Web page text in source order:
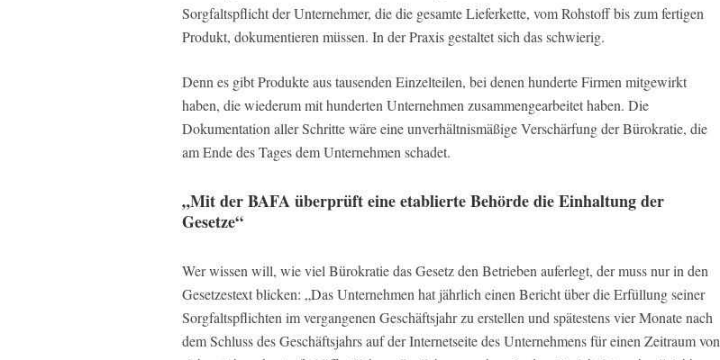
Sorgfaltspflicht der Unternehmer, die die gesamte Lieferkette, vom Rohstoff bis zum fertigen
Produkt, dokumentieren müssen. In der Praxis gestaltet sich das schwierig.
Denn es gibt Produkte aus tausenden Einzelteilen, bei denen hunderte Firmen mitgewirkt
haben, die wiederum mit hunderten Unternehmen zusammengearbeitet haben. Die
Dokumentation aller Schritte wäre eine unverhältnismäßige Verschärfung der Bürokratie, die
am Ende des Tages dem Unternehmen schadet.
„Mit der BAFA überprüft eine etablierte Behörde die Einhaltung der
Gesetze“
Wer wissen will, wie viel Bürokratie das Gesetz den Betrieben auferlegt, der muss nur in den
Gesetzestext blicken: „Das Unternehmen hat jährlich einen Bericht über die Erfüllung seiner
Sorgfaltspflichten im vergangenen Geschäftsjahr zu erstellen und spätestens vier Monate nach
dem Schluss des Geschäftsjahrs auf der Internetseite des Unternehmens für einen Zeitraum von